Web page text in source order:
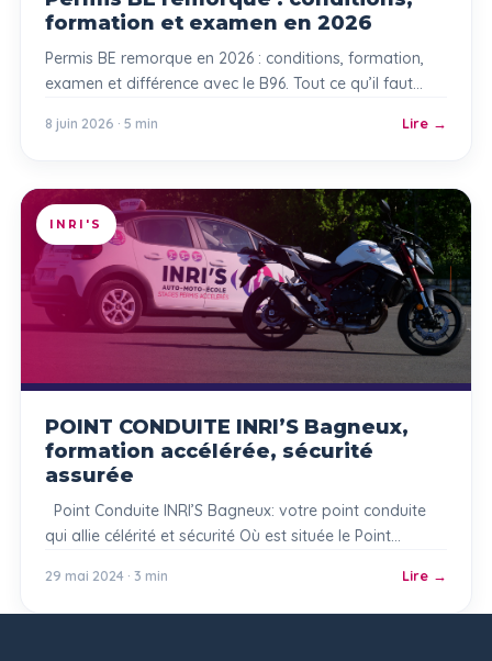
formation et examen en 2026
Permis BE remorque en 2026 : conditions, formation,
examen et différence avec le B96. Tout ce qu’il faut
toute légalité.
8 juin 2026 · 5 min Lire
INRI'S
POINT CONDUITE INRI’S Bagneux,
formation accélérée, sécurité
assurée
Point Conduite INRI’S Bagneux: votre point conduite
qui allie célérité et sécurité Où est située le Point
INRI’S Formation a ouvert un Point de RDV pour la
conduite automobile à Bagneux, dénommé Point
29 mai 2024 · 3 min Lire